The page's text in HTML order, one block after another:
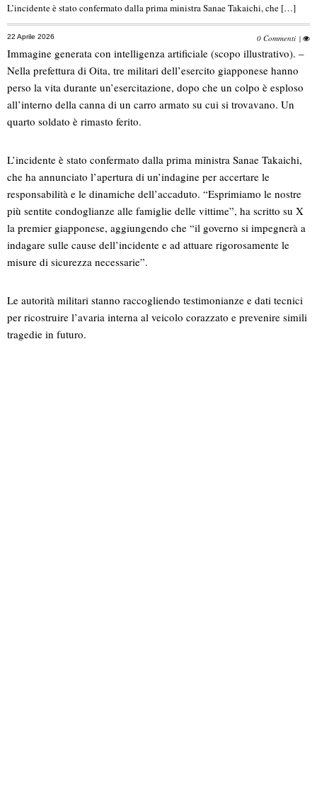
L’incidente è stato confermato dalla prima ministra Sanae Takaichi, che […]
22 Aprile 2026 0 Commenti |
Immagine generata con intelligenza artificiale (scopo illustrativo). –
Nella prefettura di Oita, tre militari dell’esercito giapponese hanno
perso la vita durante un’esercitazione, dopo che un colpo è esploso
all’interno della canna di un carro armato su cui si trovavano. Un
quarto soldato è rimasto ferito.
L’incidente è stato confermato dalla prima ministra Sanae Takaichi,
che ha annunciato l’apertura di un’indagine per accertare le
responsabilità e le dinamiche dell’accaduto. “Esprimiamo le nostre
più sentite condoglianze alle famiglie delle vittime”, ha scritto su X
la premier giapponese, aggiungendo che “il governo si impegnerà a
indagare sulle cause dell’incidente e ad attuare rigorosamente le
misure di sicurezza necessarie”.
Le autorità militari stanno raccogliendo testimonianze e dati tecnici
per ricostruire l’avaria interna al veicolo corazzato e prevenire simili
tragedie in futuro.